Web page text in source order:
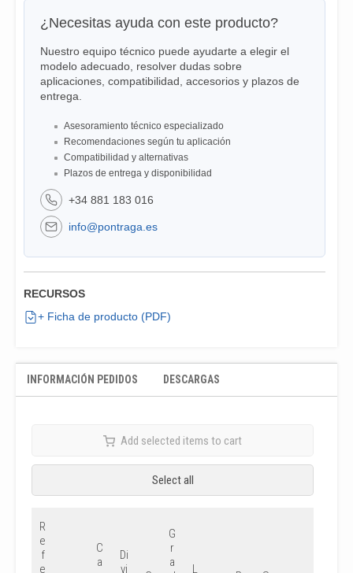
¿Necesitas ayuda con este producto?
Nuestro equipo técnico puede ayudarte a elegir el
modelo adecuado, resolver dudas sobre
aplicaciones, compatibilidad, accesorios y plazos de
entrega.
Asesoramiento técnico especializado
Recomendaciones según tu aplicación
Compatibilidad y alternativas
Plazos de entrega y disponibilidad
+34 881 183 016
info@pontraga.es
RECURSOS
+ Ficha de producto (PDF)
INFORMACIÓN PEDIDOS DESCARGAS
Add selected items to cart
Select all
R
e
f
e
C
a
Di
vi
G
r
a
L